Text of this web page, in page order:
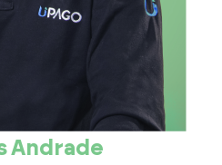
Andrade